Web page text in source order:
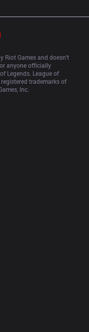
Riot Games and doesn’t
anyone officially
Legends. League of
trademarks of
Inc.